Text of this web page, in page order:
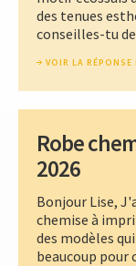
des tenues
conseilles-tu
VOIR LA RÉPONSE
Robe
2026
Bonjour Lise,
chemise à
des modèles
beaucoup pour